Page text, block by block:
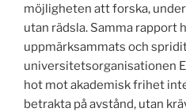
möjligheten att forska,
utan rädsla. Samma rapport
uppmärksammats och
universitetsorganisationen
hot mot akademisk frihet
betrakta på avstånd, utan